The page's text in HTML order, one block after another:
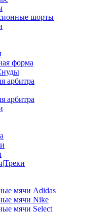
шорты
форма
арбитра
арбитра
мячи Adidas
мячи Nike
мячи Select